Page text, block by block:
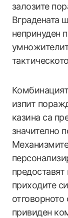
залозите
Вградената
непринуден
изпит
казина са
значително
приходите
привиден